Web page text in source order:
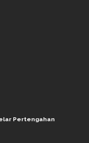
Pertengahan